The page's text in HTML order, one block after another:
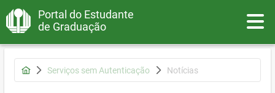
Portal do Estudante
de Graduação
Serviços sem Autenticação Notícias